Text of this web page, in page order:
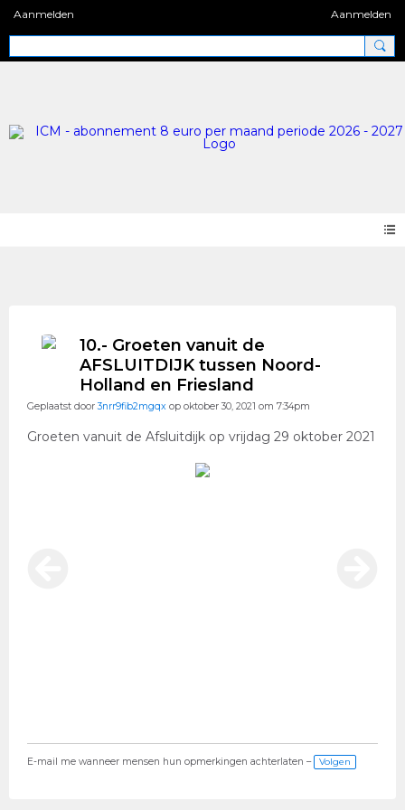
Aanmelden Aanmelden
10.- Groeten vanuit de
AFSLUITDIJK tussen Noord-
Holland en Friesland
Geplaatst door3nrr9fib2mgqx op oktober 30, 2021 om 7:34pm
Groeten vanuit de Afsluitdijk op vrijdag 29 oktober 2021
E-mail me wanneer mensen hun opmerkingen achterlaten – Volgen